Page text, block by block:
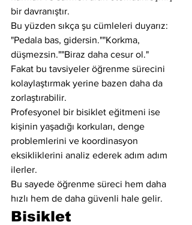
bir davranıştır.
Bu yüzden sıkça şu cümleleri duyarız:
"Pedala bas, gidersin.""Korkma,
düşmezsin.""Biraz daha cesur ol."
Fakat bu tavsiyeler öğrenme sürecini
kolaylaştırmak yerine bazen daha da
zorlaştırabilir.
Profesyonel bir bisiklet eğitmeni ise
kişinin yaşadığı korkuları, denge
problemlerini ve koordinasyon
eksikliklerini analiz ederek adım adım
ilerler.
Bu sayede öğrenme süreci hem daha
hızlı hem de daha güvenli hale gelir.
Bisiklet